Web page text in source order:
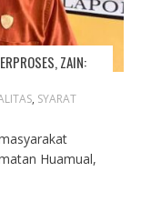
ZAIN:
, SYARAT
Huamual,